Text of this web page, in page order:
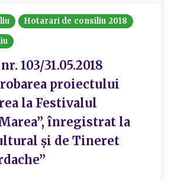
Hotarari de consiliu 2018
103/31.05.2018
proiectului
la Festivalul
înregistrat la
și de Tineret